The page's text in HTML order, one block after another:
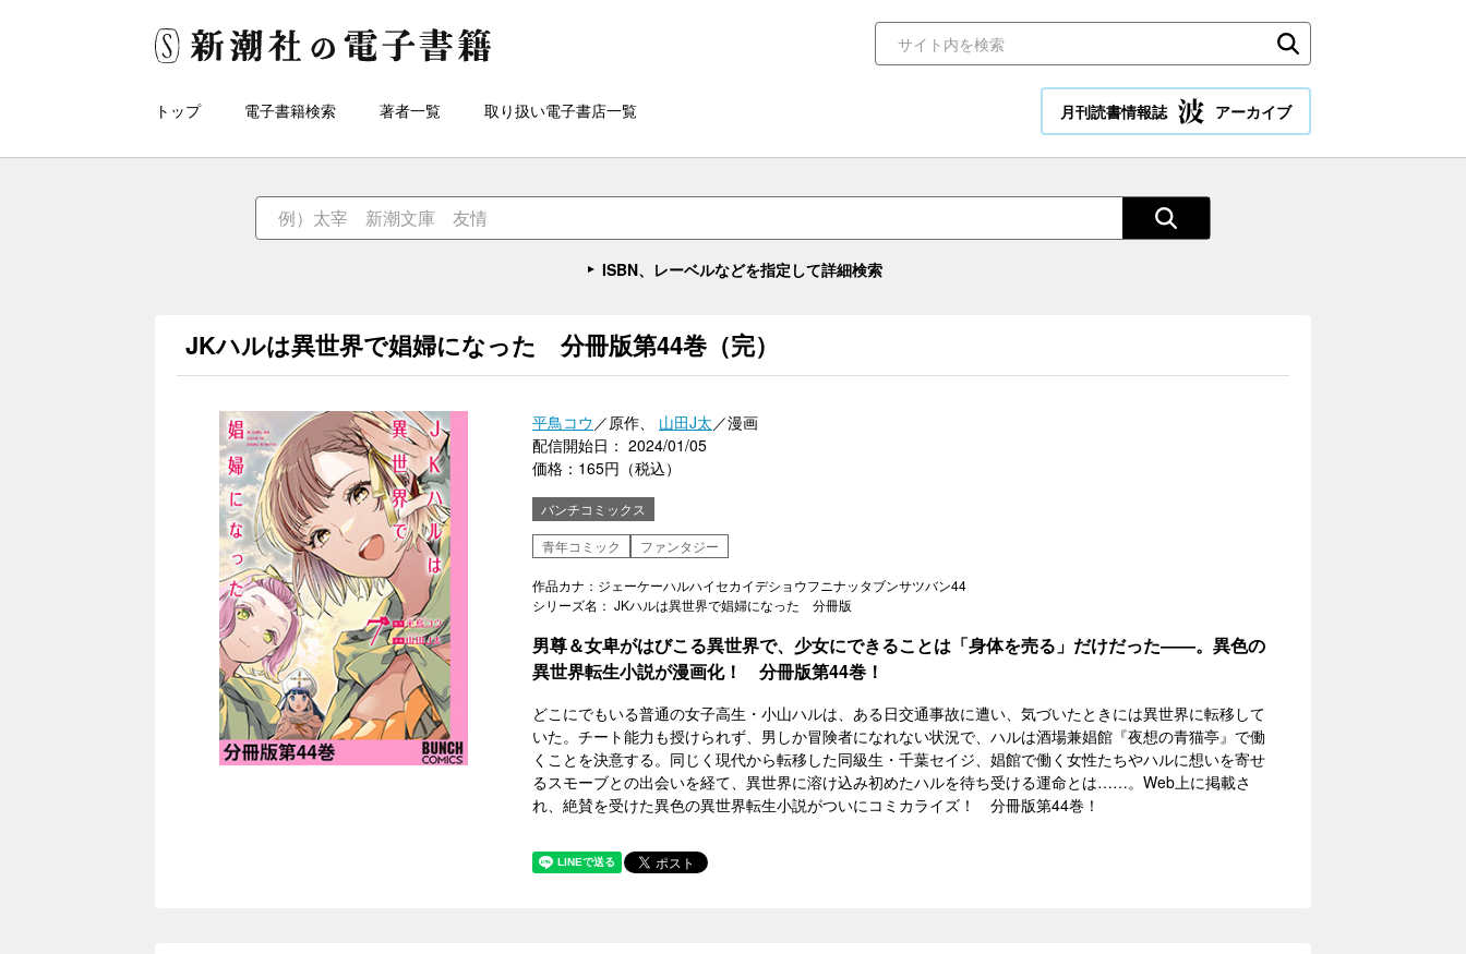
トップ 電子書籍検索 著者一覧 取り扱い電子書店一覧 月刊読書情報誌 アーカイブ
ISBN、レーベルなどを指定して詳細検索
JKハルは異世界で娼婦になった 分冊版第44巻（完）
平鳥コウ ／原作、 山田J太／漫画
配信開始日： 2024/01/05
価格：165円（税込）
バンチコミックス
青年コミック
ファンタジー
作品カナ：ジェーケーハルハイセカイデショウフニナッタブンサツバン44
シリーズ名： JKハルは異世界で娼婦になった 分冊版
男尊＆女卑がはびこる異世界で、少女にできることは「身体を売る」だけだった――。異色の
異世界転生小説が漫画化！ 分冊版第44巻！
どこにでもいる普通の女子高生・小山ハルは、ある日交通事故に遭い、気づいたときには異世界に転移して
いた。チート能力も授けられず、男しか冒険者になれない状況で、ハルは酒場兼娼館『夜想の青猫亭』で働
くことを決意する。同じく現代から転移した同級生・千葉セイジ、娼館で働く女性たちやハルに想いを寄せ
るスモーブとの出会いを経て、異世界に溶け込み初めたハルを待ち受ける運命とは……。Web上に掲載さ
れ、絶賛を受けた異色の異世界転生小説がついにコミカライズ！ 分冊版第44巻！